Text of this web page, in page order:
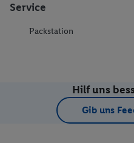
Service
Packstation
Hilf uns
Gib uns